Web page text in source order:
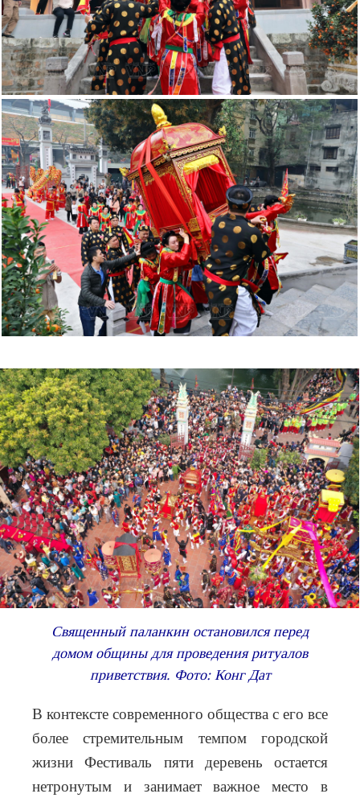
Священный паланкин остановился перед
домом общины для проведения ритуалов
приветствия. Фото: Конг Дат
В контексте современного общества с его все
более стремительным темпом городской
жизни Фестиваль пяти деревень остается
нетронутым и занимает важное место в